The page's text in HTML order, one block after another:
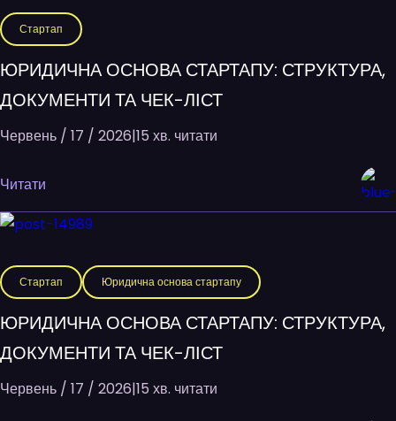
Стартап
ЮРИДИЧНА ОСНОВА СТАРТАПУ: СТРУКТУРА,
ДОКУМЕНТИ ТА ЧЕК-ЛІСТ
Червень / 17 / 2026|15 хв. читати
Читати
Стартап Юридична основа стартапу
ЮРИДИЧНА ОСНОВА СТАРТАПУ: СТРУКТУРА,
ДОКУМЕНТИ ТА ЧЕК-ЛІСТ
Червень / 17 / 2026|15 хв. читати